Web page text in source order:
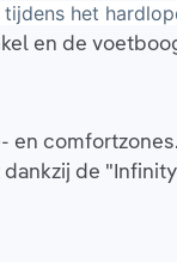
het
en de
en
de "Infinity